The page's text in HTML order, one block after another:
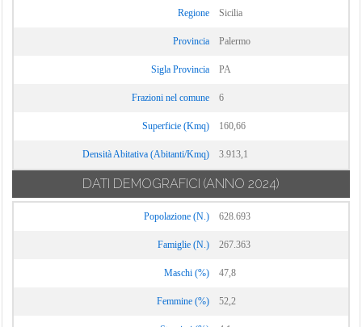
Regione Sicilia
Provincia Palermo
Sigla Provincia PA
Frazioni nel comune 6
Superficie (Kmq) 160,66
Densità Abitativa (Abitanti/Kmq) 3.913,1
DATI DEMOGRAFICI (ANNO 2024)
Popolazione (N.) 628.693
Famiglie (N.) 267.363
Maschi (%) 47,8
Femmine (%) 52,2